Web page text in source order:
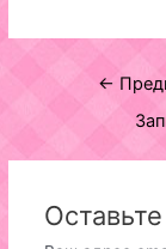
Навигация
←